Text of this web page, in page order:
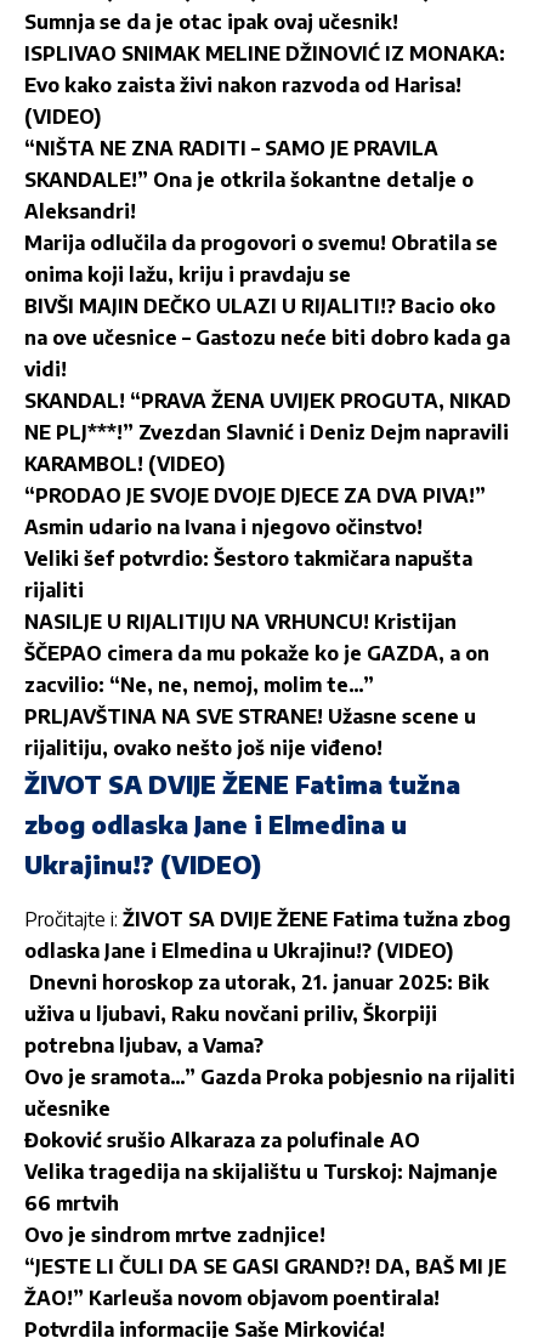
Sumnja se da je otac ipak ovaj učesnik!
ISPLIVAO SNIMAK MELINE DŽINOVIĆ IZ MONAKA:
Evo kako zaista živi nakon razvoda od Harisa!
(VIDEO)
“NIŠTA NE ZNA RADITI – SAMO JE PRAVILA
SKANDALE!” Ona je otkrila šokantne detalje o
Aleksandri!
Marija odlučila da progovori o svemu! Obratila se
onima koji lažu, kriju i pravdaju se
BIVŠI MAJIN DEČKO ULAZI U RIJALITI!? Bacio oko
na ove učesnice – Gastozu neće biti dobro kada ga
vidi!
SKANDAL! “PRAVA ŽENA UVIJEK PROGUTA, NIKAD
NE PLJ***!” Zvezdan Slavnić i Deniz Dejm napravili
KARAMBOL! (VIDEO)
“PRODAO JE SVOJE DVOJE DJECE ZA DVA PIVA!”
Asmin udario na Ivana i njegovo očinstvo!
Veliki šef potvrdio: Šestoro takmičara napušta
rijaliti
NASILJE U RIJALITIJU NA VRHUNCU! Kristijan
ŠČEPAO cimera da mu pokaže ko je GAZDA, a on
zacvilio: “Ne, ne, nemoj, molim te…”
PRLJAVŠTINA NA SVE STRANE! Užasne scene u
rijalitiju, ovako nešto još nije viđeno!
ŽIVOT SA DVIJE ŽENE Fatima tužna
zbog odlaska Jane i Elmedina u
Ukrajinu!? (VIDEO)
Pročitajte i: ŽIVOT SA DVIJE ŽENE Fatima tužna zbog
odlaska Jane i Elmedina u Ukrajinu!? (VIDEO)
Dnevni horoskop za utorak, 21. januar 2025: Bik
uživa u ljubavi, Raku novčani priliv, Škorpiji
potrebna ljubav, a Vama?
Ovo je sramota…” Gazda Proka pobjesnio na rijaliti
učesnike
Đoković srušio Alkaraza za polufinale AO
Velika tragedija na skijalištu u Turskoj: Najmanje
66 mrtvih
Ovo je sindrom mrtve zadnjice!
“JESTE LI ČULI DA SE GASI GRAND?! DA, BAŠ MI JE
ŽAO!” Karleuša novom objavom poentirala!
Potvrdila informacije Saše Mirkovića!